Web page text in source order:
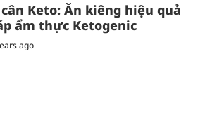
Keto: Ăn kiêng hiệu quả
ẩm thực Ketogenic
ago